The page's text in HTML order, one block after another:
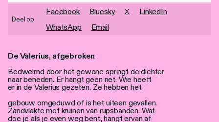
De Valerius, afgebroken
Bedwelmd door het gewone springt de dichter
naar beneden. Er hangt geen net. Wie heeft
er in de Valerius gezeten. Ze hebben het
gebouw omgeduwd of is het uiteen gevallen.
Zandvlakte met kruinen van rupsbanden. Wat
doe je als je even weg bent, hangt ervan af
Deel op
Facebook Bluesky X
LinkedIn
WhatsApp
Email
Vacatures
Locaties
Personen
Toegankelijkheid
Stadsdichter